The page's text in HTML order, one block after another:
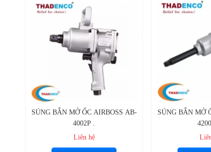
SÚNG BẮN MỞ ỐC AIRBOSS AB-
4002P .
Liên hệ
SÚNG BẮN MỞ